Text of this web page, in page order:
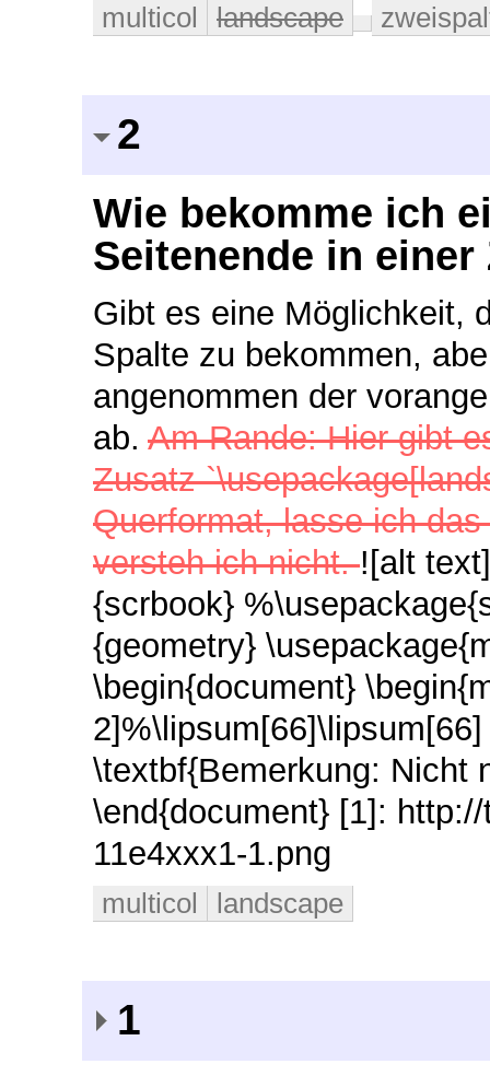
multicol landscape
2
Wie bekomme ich
Seitenende in
Gibt es eine Möglichkeit,
Spalte zu bekommen,
angenommen der
ab. Am Rande: Hier gibt
Zusatz
Querformat, lasse ich
versteh ich nicht.![alt
{scrbook}
{geometry}
\begin{document}
\textbf{Bemerkung: Nicht
\end{document} [1]:
11e4xxx1-1.png
multicol landscape
1